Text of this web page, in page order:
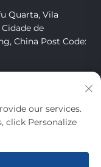
Quarta, Vila
de
China Post Code:
our services.
click Personalize